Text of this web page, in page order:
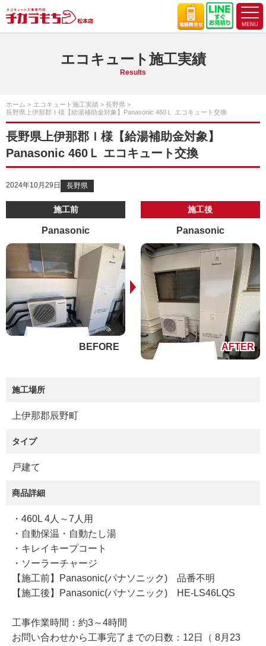
エコキュート施工実績
Results
ホーム エコキュート施工実績
長野県
長野県上伊那郡Ｉ様【給湯補助金対象】Panasonic 460Ｌ エコキュート交換
長野県上伊那郡Ｉ様【給湯補助金対象】
Panasonic 460Ｌ エコキュート交換
2024年10月29日 長野県
施工前
Panasonic
施工後
Panasonic
施工場所
上伊那郡辰野町
タイプ
戸建て
商品詳細
・460L 4人～7人用
・自動保温・自動たし湯
・キレイキープコート
・ソーラーチャージ
【施工前】Panasonic(パナソニック) 品番不明
【施工後】Panasonic(パナソニック) HE-LS46LQS
工事作業時間：約3～4時間
お問い合わせから工事完了までの日数：12日（ 8月23